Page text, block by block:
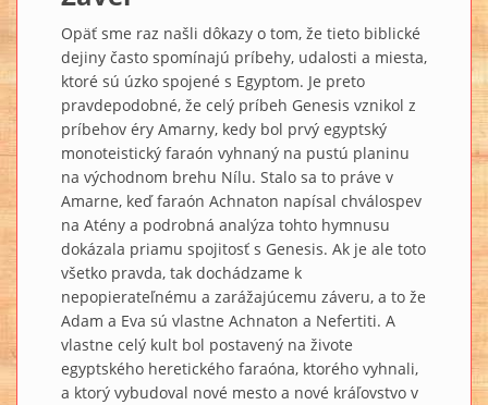
Opäť sme raz našli dôkazy o tom, že tieto biblické
dejiny často spomínajú príbehy, udalosti a miesta,
ktoré sú úzko spojené s Egyptom. Je preto
pravdepodobné, že celý príbeh Genesis vznikol z
príbehov éry Amarny, kedy bol prvý egyptský
monoteistický faraón vyhnaný na pustú planinu
na východnom brehu Nílu. Stalo sa to práve v
Amarne, keď faraón Achnaton napísal chválospev
na Atény a podrobná analýza tohto hymnusu
dokázala priamu spojitosť s Genesis. Ak je ale toto
všetko pravda, tak dochádzame k
nepopierateľnému a zarážajúcemu záveru, a to že
Adam a Eva sú vlastne Achnaton a Nefertiti. A
vlastne celý kult bol postavený na živote
egyptského heretického faraóna, ktorého vyhnali,
a ktorý vybudoval nové mesto a nové kráľovstvo v